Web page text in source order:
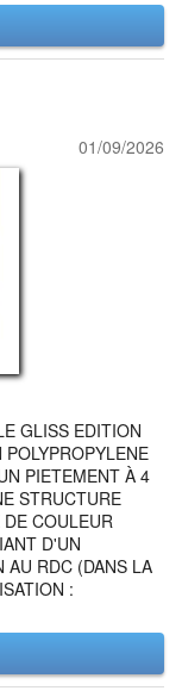
01/09/2026
GLISS EDITION
PIETEMENT À 4
STRUCTURE
COULEUR
D'UN
AU RDC (DANS LA
: